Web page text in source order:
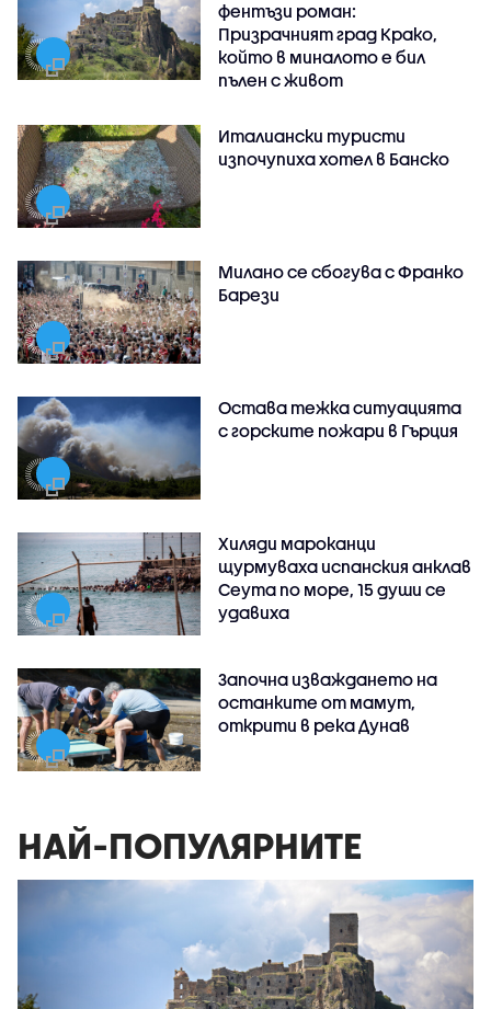
фентъзи роман:
Призрачният град Крако,
който в миналото е бил
пълен с живот
Италиански туристи
изпочупиха хотел в Банско
Милано се сбогува с Франко
Барези
Остава тежка ситуацията
с горските пожари в Гърция
Хиляди мароканци
щурмуваха испанския анклав
Сеута по море, 15 души се
удавиха
Започна изваждането на
останките от мамут,
открити в река Дунав
НАЙ-ПОПУЛЯРНИТЕ